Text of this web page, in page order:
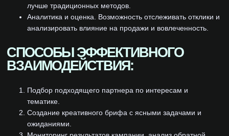
лучше традиционных методов.
Аналитика и оценка. Возможность отслеживать отклики и
анализировать влияние на продажи и вовлеченность.
СПОСОБЫ ЭФФЕКТИВНОГО
ВЗАИМОДЕЙСТВИЯ:
Подбор подходящего партнера по интересам и
тематике.
Создание креативного брифа с ясными задачами и
ожиданиями.